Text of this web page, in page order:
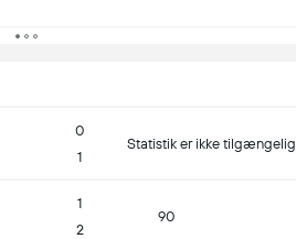
0
1
Statistik er ikke tilgængelig
1
2
90